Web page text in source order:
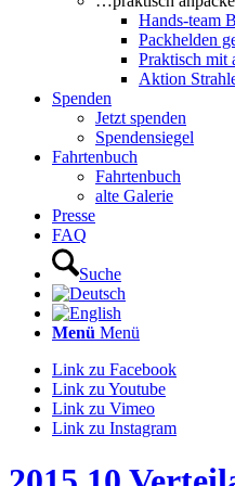
Hands-team
Packhelden
Praktisch mit
Aktion
Spenden
Jetzt spenden
Spendensiegel
Fahrtenbuch
Fahrtenbuch
alte Galerie
Presse
FAQ
Suche
Menü Menü
Link zu Facebook
Link zu Youtube
Link zu Vimeo
Link zu Instagram